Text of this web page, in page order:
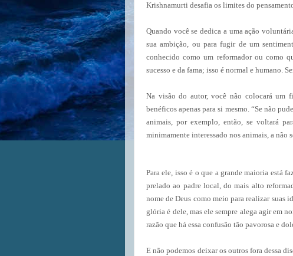
Krishnamurti desafia os limites do
Quando você se dedica a uma ação
sua ambição, ou para fugir de um
conhecido como um reformador ou como
sucesso e da fama; isso é normal e humano.
Na visão do autor, você não colocará um
benéficos apenas para si mesmo. “Se não
animais, por exemplo, então, se voltará
minimamente interessado nos animais, a não
Para ele, isso é o que a grande maioria está
prelado ao padre local, do mais alto
nome de Deus como meio para realizar suas
glória é dele, mas ele sempre alega agir em
razão que há essa confusão tão pavorosa e
E não podemos deixar os outros fora dessa